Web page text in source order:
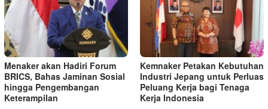
Menaker akan Hadiri Forum
BRICS, Bahas Jaminan Sosial
hingga Pengembangan
Keterampilan
Kemnaker Petakan Kebutuhan
Industri Jepang untuk Perluas
Peluang Kerja bagi Tenaga
Kerja Indonesia